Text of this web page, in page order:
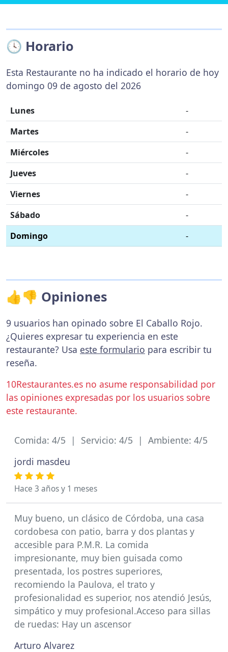
🕓 Horario
Esta Restaurante no ha indicado el horario de hoy
domingo 09 de agosto del 2026
Lunes
-
Martes
-
Miércoles
-
Jueves
-
Viernes
-
Sábado
-
Domingo
-
👍👎 Opiniones
9 usuarios han opinado sobre El Caballo Rojo.
¿Quieres expresar tu experiencia en este
restaurante? Usa este formulario para escribir tu
reseña.
10Restaurantes.es no asume responsabilidad por
las opiniones expresadas por los usuarios sobre
este restaurante.
Comida: 4/5 | Servicio: 4/5 | Ambiente: 4/5
jordi masdeu
Hace 3 años y 1 meses
Muy bueno, un clásico de Córdoba, una casa
cordobesa con patio, barra y dos plantas y
accesible para P.M.R. La comida
impresionante, muy bien guisada como
presentada, los postres superiores,
recomiendo la Paulova, el trato y
profesionalidad es superior, nos atendió Jesús,
simpático y muy profesional.Acceso para sillas
de ruedas: Hay un ascensor
Arturo Alvarez